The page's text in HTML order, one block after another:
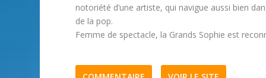
notoriété d’une artiste, qui navigue aussi bien
de la pop.
Femme de spectacle, la Grands Sophie est